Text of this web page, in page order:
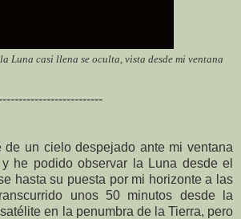
Luna casi llena se oculta, vista desde mi ventana
de un cielo despejado ante mi ventana
he podido observar la Luna desde el
hasta su puesta por mi horizonte a las
unos 50 minutos desde la
en la penumbra de la Tierra, pero